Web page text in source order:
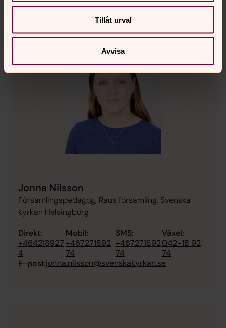
Tillåt urval
Avvisa
Jonna Nilsson
Församlingspedagog, Raus församling, Svenska
kyrkan Helsingborg
Direkt:
+464218927
4
Mobil:
+467271892
74
SMS:
+467271892
74
Växel:
042-18 92
74
E-post:jonna.nilsson@svenskakyrkan.se